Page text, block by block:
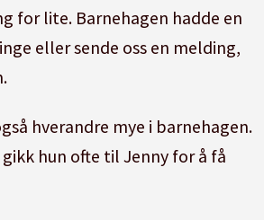
for lite. Barnehagen hadde en
eller sende oss en melding,
hverandre mye i barnehagen.
gikk hun ofte til Jenny for å få